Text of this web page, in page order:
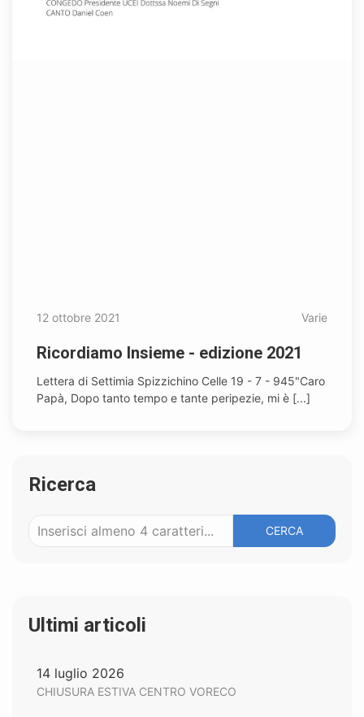
12 ottobre 2021 Varie
Ricordiamo Insieme - edizione 2021
Lettera di Settimia Spizzichino Celle 19 - 7 - 945 ​"Caro
Papà, Dopo tanto tempo e tante peripezie, mi è [...]
Ricerca
CERCA
Ultimi articoli
14 luglio 2026
CHIUSURA ESTIVA CENTRO VORECO